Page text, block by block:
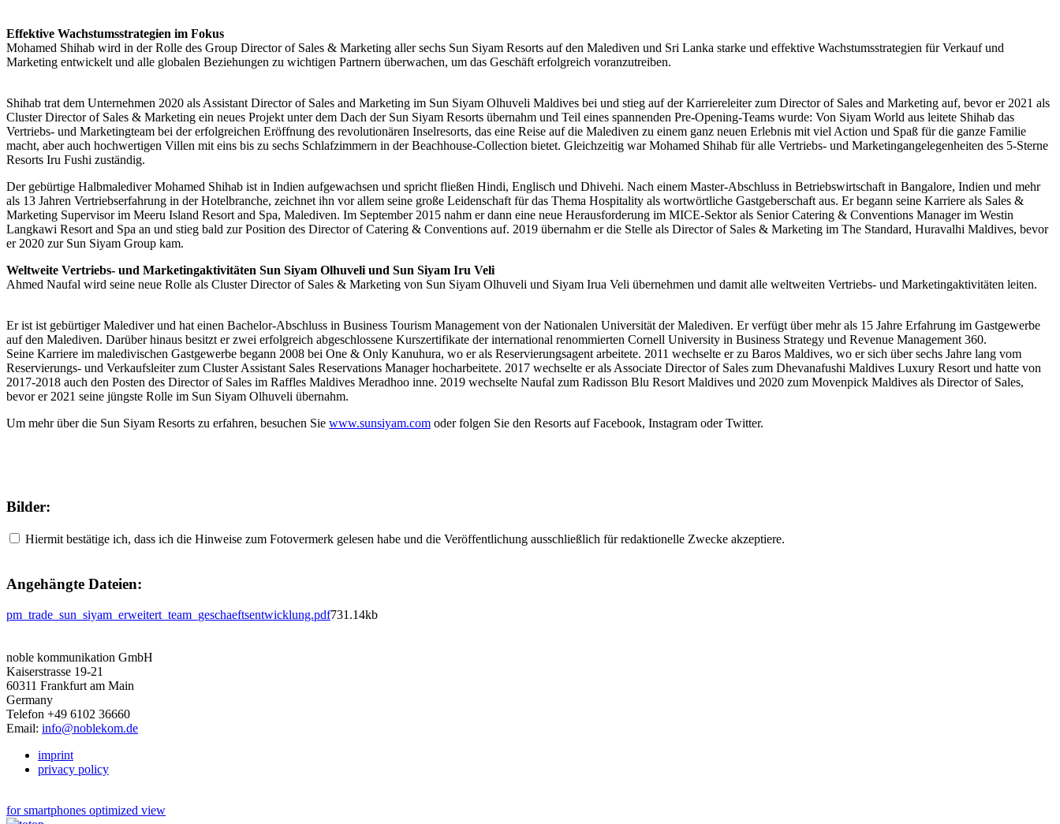
Effektive Wachstumsstrategien im Fokus
Mohamed Shihab wird in der Rolle des Group Director of Sales & Marketing aller sechs Sun Siyam Resorts auf den Malediven und Sri Lanka starke und effektive Wachstumsstrategien für Verkauf und
Marketing entwickelt und alle globalen Beziehungen zu wichtigen Partnern überwachen, um das Geschäft erfolgreich voranzutreiben.
Shihab trat dem Unternehmen 2020 als Assistant Director of Sales and Marketing im Sun Siyam Olhuveli Maldives bei und stieg auf der Karriereleiter zum Director of Sales and Marketing auf, bevor er 2021 als
Cluster Director of Sales & Marketing ein neues Projekt unter dem Dach der Sun Siyam Resorts übernahm und Teil eines spannenden Pre-Opening-Teams wurde: Von Siyam World aus leitete Shihab das
Vertriebs- und Marketingteam bei der erfolgreichen Eröffnung des revolutionären Inselresorts, das eine Reise auf die Malediven zu einem ganz neuen Erlebnis mit viel Action und Spaß für die ganze Familie
macht, aber auch hochwertigen Villen mit eins bis zu sechs Schlafzimmern in der Beachhouse-Collection bietet. Gleichzeitig war Mohamed Shihab für alle Vertriebs- und Marketingangelegenheiten des 5-Sterne
Resorts Iru Fushi zuständig.
Der gebürtige Halbmalediver Mohamed Shihab ist in Indien aufgewachsen und spricht fließen Hindi, Englisch und Dhivehi. Nach einem Master-Abschluss in Betriebswirtschaft in Bangalore, Indien und mehr
als 13 Jahren Vertriebserfahrung in der Hotelbranche, zeichnet ihn vor allem seine große Leidenschaft für das Thema Hospitality als wortwörtliche Gastgeberschaft aus. Er begann seine Karriere als Sales &
Marketing Supervisor im Meeru Island Resort and Spa, Malediven. Im September 2015 nahm er dann eine neue Herausforderung im MICE-Sektor als Senior Catering & Conventions Manager im Westin
Langkawi Resort and Spa an und stieg bald zur Position des Director of Catering & Conventions auf. 2019 übernahm er die Stelle als Director of Sales & Marketing im The Standard, Huravalhi Maldives, bevor
er 2020 zur Sun Siyam Group kam.
Weltweite Vertriebs- und Marketingaktivitäten Sun Siyam Olhuveli und Sun Siyam Iru Veli
Ahmed Naufal wird seine neue Rolle als Cluster Director of Sales & Marketing von Sun Siyam Olhuveli und Siyam Irua Veli übernehmen und damit alle weltweiten Vertriebs- und Marketingaktivitäten leiten.
Er ist ist gebürtiger Malediver und hat einen Bachelor-Abschluss in Business Tourism Management von der Nationalen Universität der Malediven. Er verfügt über mehr als 15 Jahre Erfahrung im Gastgewerbe
auf den Malediven. Darüber hinaus besitzt er zwei erfolgreich abgeschlossene Kurszertifikate der international renommierten Cornell University in Business Strategy und Revenue Management 360.
Seine Karriere im maledivischen Gastgewerbe begann 2008 bei One & Only Kanuhura, wo er als Reservierungsagent arbeitete. 2011 wechselte er zu Baros Maldives, wo er sich über sechs Jahre lang vom
Reservierungs- und Verkaufsleiter zum Cluster Assistant Sales Reservations Manager hocharbeitete. 2017 wechselte er als Associate Director of Sales zum Dhevanafushi Maldives Luxury Resort und hatte von
2017-2018 auch den Posten des Director of Sales im Raffles Maldives Meradhoo inne. 2019 wechselte Naufal zum Radisson Blu Resort Maldives und 2020 zum Movenpick Maldives als Director of Sales,
bevor er 2021 seine jüngste Rolle im Sun Siyam Olhuveli übernahm.
Um mehr über die Sun Siyam Resorts zu erfahren, besuchen Sie www.sunsiyam.com oder folgen Sie den Resorts auf Facebook, Instagram oder Twitter.
Bilder:
Hiermit bestätige ich, dass ich die Hinweise zum Fotovermerk gelesen habe und die Veröffentlichung ausschließlich für redaktionelle Zwecke akzeptiere.
Angehängte Dateien:
pm_trade_sun_siyam_erweitert_team_geschaeftsentwicklung.pdf731.14kb
noble kommunikation GmbH
Kaiserstrasse 19-21
60311 Frankfurt am Main
Germany
Telefon +49 6102 36660
Email: info@noblekom.de
imprint
privacy policy
for smartphones optimized view